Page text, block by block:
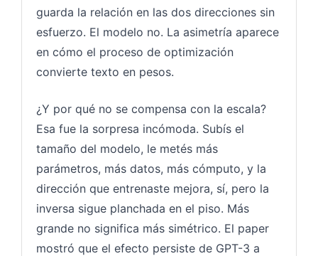
guarda la relación en las dos direcciones sin
esfuerzo. El modelo no. La asimetría aparece
en cómo el proceso de optimización
convierte texto en pesos.
¿Y por qué no se compensa con la escala?
Esa fue la sorpresa incómoda. Subís el
tamaño del modelo, le metés más
parámetros, más datos, más cómputo, y la
dirección que entrenaste mejora, sí, pero la
inversa sigue planchada en el piso. Más
grande no significa más simétrico. El paper
mostró que el efecto persiste de GPT-3 a